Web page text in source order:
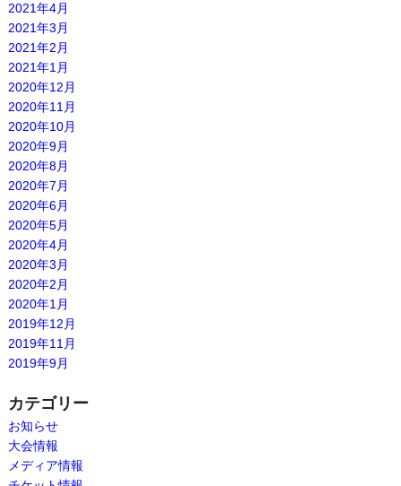
2021年4月
2021年3月
2021年2月
2021年1月
2020年12月
2020年11月
2020年10月
2020年9月
2020年8月
2020年7月
2020年6月
2020年5月
2020年4月
2020年3月
2020年2月
2020年1月
2019年12月
2019年11月
2019年9月
カテゴリー
お知らせ
大会情報
メディア情報